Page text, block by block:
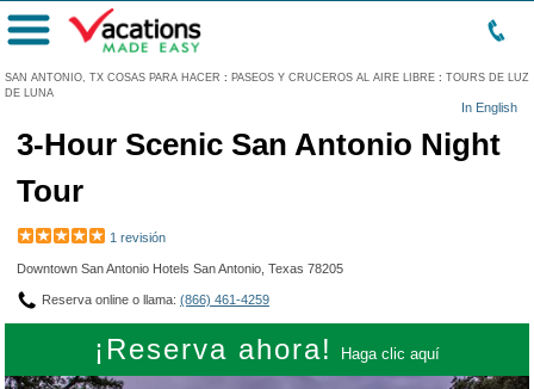
SAN ANTONIO, TX COSAS PARA HACER : PASEOS Y CRUCEROS AL AIRE LIBRE : TOURS DE LUZ
DE LUNA
In English
Menú
3-Hour Scenic San Antonio Night
Tour
1 revisión
Downtown San Antonio Hotels San Antonio, Texas 78205
Reserva online o llama: (866) 461-4259
¡Reserva ahora! Haga clic aquí